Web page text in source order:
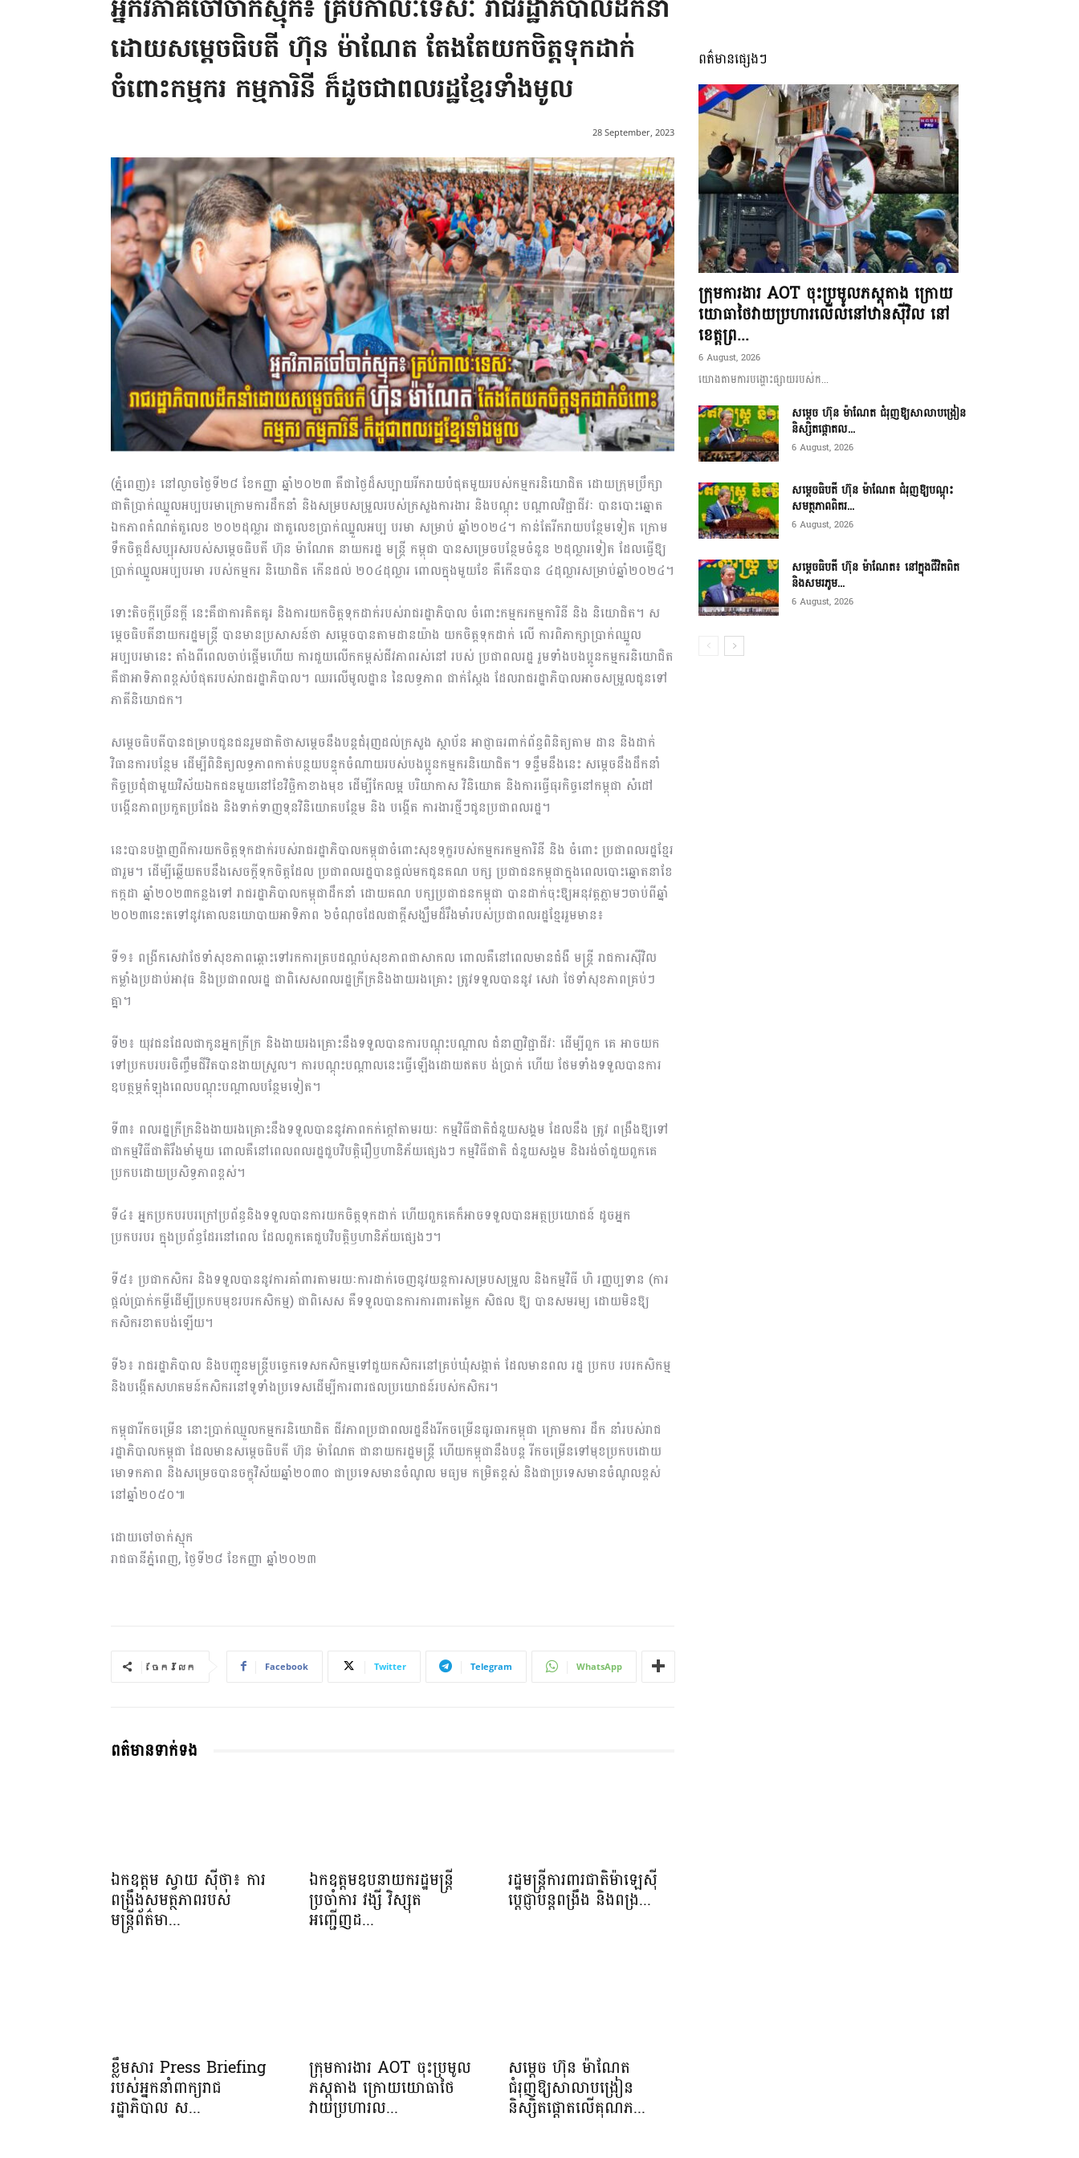
អង្គ
ភាព​
ព័ត៌មាន​
និង
អ្នកវិភាគចៅចាក់ស្មុក៖ គ្រប់កាលៈទេសៈ រាជរដ្ឋាភិបាលដឹកនាំ
ដោយសម្តេចធិបតី ហ៊ុន ម៉ាណែត តែងតែយកចិត្តទុកដាក់
ចំពោះកម្មករ កម្មការិនី ក៏ដូចជាពលរដ្ឋខ្មែរទាំងមូល
28 September, 2023
(ភ្នំពេញ)៖ នៅល្ងាចថ្ងៃទី២៨ ខែកញ្ញា ឆ្នាំ២០២៣ គឺជាថ្ងៃដ៏សប្បាយរីករាយបំផុតមួយរបស់កម្មករនិយោជិត ដោយក្រុមប្រឹក្សា
ជាតិប្រាក់ឈ្នួលអប្បបរមាក្រោមការដឹកនាំ និងសម្របសម្រួលរបស់ក្រសួងការងារ និងបណ្តុះ បណ្តាលវិជ្ជាជីវៈ បានបោះឆ្នោត
ឯកភាពកំណត់តួលេខ ២០២ដុល្លារ ជាតួលេខប្រាក់ឈ្នួលអប្ប បរមា សម្រាប់ ឆ្នាំ២០២៤។ កាន់តែរីករាយបន្ថែមទៀត ក្រោម
ទឹកចិត្តដ៏សប្បុរសរបស់សម្តេចធិបតី ហ៊ុន ម៉ាណែត នាយករដ្ឋ មន្ត្រី កម្ពុជា បានសម្រេចបន្ថែមចំនួន ២ដុល្លារទៀត ដែលធ្វើឱ្យ
ប្រាក់ឈ្នួលអប្បបរមា របស់កម្មករ និយោជិត កើនដល់ ២០៤ដុល្លារ ពោលក្នុងមួយខែ គឺកើនបាន ៤ដុល្លារសម្រាប់ឆ្នាំ២០២៤។
ទោះតិចក្តីច្រើនក្តី នេះគឺជាការគិតគូរ និងការយកចិត្តទុកដាក់របស់រាជរដ្ឋាភិបាល ចំពោះកម្មករកម្មការិនី និង និយោជិត។ ស
ម្តេចធិបតីនាយករដ្ឋមន្ត្រី បានមានប្រសាសន៍ថា សម្តេចបានតាមដានយ៉ាង យកចិត្តទុកដាក់ លើ ការពិភាក្សាប្រាក់ឈ្នួល
អប្បបរមានេះ តាំងពីពេលចាប់ផ្តើមហើយ ការជួយលើកកម្ពស់ជីវភាពរស់នៅ របស់ ប្រជាពលរដ្ឋ រួមទាំងបងប្អូនកម្មករនិយោជិត
គឺជាអាទិភាពខ្ពស់បំផុតរបស់រាជរដ្ឋាភិបាល។ ឈរលើមូលដ្ឋាន នៃលទ្ធភាព ជាក់ស្តែង ដែលរាជរដ្ឋាភិបាលអាចសម្រួលជូនទៅ
ភាគីនិយោជក។
សម្តេចធិបតីបានជម្រាបជូនជនរួមជាតិថាសម្តេចនឹងបន្តជំរុញដល់ក្រសួង ស្ថាប័ន អាជ្ញាធរពាក់ព័ន្ធពិនិត្យតាម ដាន និងដាក់
វិធានការបន្ថែម ដើម្បីពិនិត្យលទ្ធភាពកាត់បន្ថយបន្ទុកចំណាយរបស់បងប្អូនកម្មករនិយោជិត។ ទន្ទឹមនឹងនេះ សម្តេចនឹងដឹកនាំ
កិច្ចប្រជុំជាមួយវិស័យឯកជនមួយនៅខែវិច្ឆិកាខាងមុខ ដើម្បីកែលម្អ បរិយាកាស វិនិយោគ និងការធ្វើធុរកិច្ចនៅកម្ពុជា សំដៅ
បង្កើនភាពប្រកួតប្រជែង និងទាក់ទាញទុនវិនិយោគបន្ថែម និង បង្កើត ការងារថ្មីៗជូនប្រជាពលរដ្ឋ។
នេះបានបង្ហាញពីការយកចិត្តទុកដាក់របស់រាជរដ្ឋាភិបាលកម្ពុជាចំពោះសុខទុក្ខរបស់កម្មករកម្មការិនី និង ចំពោះ ប្រជាពលរដ្ឋខ្មែរ
ជារួម។ ដើម្បីឆ្លើយតបនឹងសេចក្តីទុកចិត្តដែល ប្រជាពលរដ្ឋបានផ្តល់មកជូនគណ បក្ស ប្រជាជនកម្ពុជាក្នុងពេលបោះឆ្នោតនាខែ
កក្កដា ឆ្នាំ២០២៣កន្លងទៅ រាជរដ្ឋាភិបាលកម្ពុជាដឹកនាំ ដោយគណ បក្សប្រជាជនកម្ពុជា បានដាក់ចុះឱ្យអនុវត្តភ្លាមៗចាប់ពីឆ្នាំ
២០២៣នេះតទៅនូវគោលនយោបាយអាទិភាព ៦ចំណុចដែលជាក្តីសង្ឃឹមដ៏រឹងមាំរបស់ប្រជាពលរដ្ឋខ្មែររួមមាន៖
ទី១៖ ពង្រីកសេវាថែទាំសុខភាពឆ្ពោះទៅរកការគ្របដណ្តប់សុខភាពជាសាកល ពោលគឺនៅពេលមានជំងឺ មន្ត្រី រាជការស៊ីវិល
កម្លាំងប្រដាប់អាវុធ និងប្រជាពលរដ្ឋ ជាពិសេសពលរដ្ឋក្រីក្រនិងងាយរងគ្រោះ ត្រូវទទួលបាននូវ សេវា ថែទាំសុខភាពគ្រប់ៗ
គ្នា។
ទី២៖ យុវជនដែលជាកូនអ្នកក្រីក្រ និងងាយរងគ្រោះនឹងទទួលបានការបណ្ដុះបណ្ដាល ជំនាញវិជ្ជាជីវៈ ដើម្បីពួក គេ អាចយក
ទៅប្រកបរបរចិញ្ចឹមជីវិតបានងាយស្រួល។ ការបណ្ដុះបណ្ដាលនេះធ្វើឡើងដោយឥតប ង់ប្រាក់ ហើយ ថែមទាំងទទួលបានការ
ឧបត្ថម្ភកំឡុងពេលបណ្ដុះបណ្ដាលបន្ថែមទៀត។
ទី៣៖ ពលរដ្ឋក្រីក្រនិងងាយរងគ្រោះនឹងទទួលបាននូវភាពកក់ក្តៅតាមរយៈ កម្មវិធីជាតិជំនួយសង្គម ដែលនឹង ត្រូវ ពង្រឹងឱ្យទៅ
ជាកម្មវិធីជាតិរឹងមាំមួយ ពោលគឺនៅពេលពលរដ្ឋជួបវិបត្តិរឿឫហានិភ័យផ្សេងៗ កម្មវិធីជាតិ ជំនួយសង្គម និងរង់ចាំជួយពួកគេ
ប្រកបដោយប្រសិទ្ធភាពខ្ពស់។
ទី៤៖ អ្នកប្រកបរបរក្រៅប្រព័ន្ធនិងទទួលបានការយកចិត្តទុកដាក់ ហើយពួកគេក៏អាចទទួលបានអត្ថប្រយោជន៍ ដូចអ្នក
ប្រកបរបរ ក្នុងប្រព័ន្ធដែរនៅពេល ដែលពួកគេជួបវិបត្តិឫហានិភ័យផ្សេងៗ។
ទី៥៖ ប្រជាកសិករ និងទទួលបាននូវការគាំពារតាមរយៈការដាក់ចេញនូវយន្តការសម្របសម្រួល និងកម្មវិធី ហិ រញ្ញប្បទាន (ការ
ផ្ដល់ប្រាក់កម្ចីដើម្បីប្រកបមុខរបរកសិកម្ម) ជាពិសេស គឺទទួលបានការការពារតម្លៃក សិផល ឱ្យ បានសមរម្យ ដោយមិនឱ្យ
កសិករខាតបង់ឡើយ។
ទី៦៖ រាជរដ្ឋាភិបាល និងបញ្ជូនមន្ត្រីបច្ចេកទេសកសិកម្មទៅជួយកសិករនៅគ្រប់ឃុំសង្កាត់ ដែលមានពល រដ្ឋ ប្រកប របរកសិកម្ម
និងបង្កើតសហគមន៍កសិករនៅទូទាំងប្រទេសដើម្បីការពារផលប្រយោជន៍របស់កសិករ។
កម្ពុជារីកចម្រើន នោះប្រាក់ឈ្មួលកម្មករនិយោជិត ជីវភាពប្រជាពលរដ្ឋនឹងរីកចម្រើនធូរធារកម្ពុជា ក្រោមការ ដឹក នាំរបស់រាជ
រដ្ឋាភិបាលកម្ពុជា ដែលមានសម្តេចធិបតី ហ៊ុន ម៉ាណែត ជានាយករដ្ឋមន្ត្រី ហើយកម្ពុជានឹងបន្ត រីកចម្រើនទៅមុខប្រកបដោយ
មោទកភាព និងសម្រេចបានចក្ខុវិស័យឆ្នាំ២០៣០ ជាប្រទេសមានចំណូល មធ្យម កម្រិតខ្ពស់ និងជាប្រទេសមានចំណូលខ្ពស់
នៅឆ្នាំ២០៥០៕
ដោយចៅចាក់ស្មុក
រាជធានីភ្នំពេញ, ថ្ងៃទី២៨ ខែកញ្ញា ឆ្នាំ២០២៣
ចែករំលែក Facebook Twitter Telegram WhatsApp
ពត៌មានទាក់ទង
ឯកឧត្តម ស្វាយ ស៊ីថា៖ ការ
ពង្រឹងសមត្ថភាពរបស់
មន្ត្រីព័ត៌មា...
ឯកឧត្តមឧបនាយករដ្ឋមន្រ្តី
ប្រចាំការ វង្សី វិស្សុត
អញ្ជើញដ...
រដ្ឋមន្ត្រីការពារជាតិម៉ាឡេស៊ី
ប្ដេជ្ញាបន្តពង្រឹង និងពង្រ...
ខ្លឹមសារ Press Briefing
របស់អ្នកនាំពាក្យរាជ
រដ្ឋាភិបាល ស...
ក្រុមការងារ AOT ចុះប្រមូល
ភស្តុតាង ក្រោយយោធាថៃ
វាយប្រហារល...
សម្តេច ហ៊ុន ម៉ាណែត
ជំរុញឱ្យសាលាបង្រៀន
និស្សិតផ្តោតលើគុណភ...
ពត៌មានផ្សេងៗ
ក្រុមការងារ AOT ចុះប្រមូលភស្តុតាង ក្រោយ
យោធាថៃវាយប្រហារលើលំនៅឋានស៊ីវិល នៅ
ខេត្តព្រ...
6 August, 2026
យោងតាមការបង្ហោះផ្សាយរបស់ក...
សម្តេច ហ៊ុន ម៉ាណែត ជំរុញឱ្យសាលាបង្រៀន
និស្សិតផ្តោតល...
6 August, 2026
សម្តេចធិបតី ហ៊ុន ម៉ាណែត ជំរុញឱ្យបណ្តុះ
សមត្ថភាពពិតរ...
6 August, 2026
សម្តេចធិបតី ហ៊ុន ម៉ាណែត៖ នៅក្នុងជីវិតពិត
និងសមរភូម...
6 August, 2026